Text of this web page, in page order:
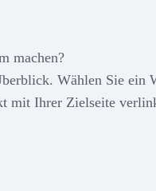
machen?
Wählen Sie ein
mit Ihrer Zielseite